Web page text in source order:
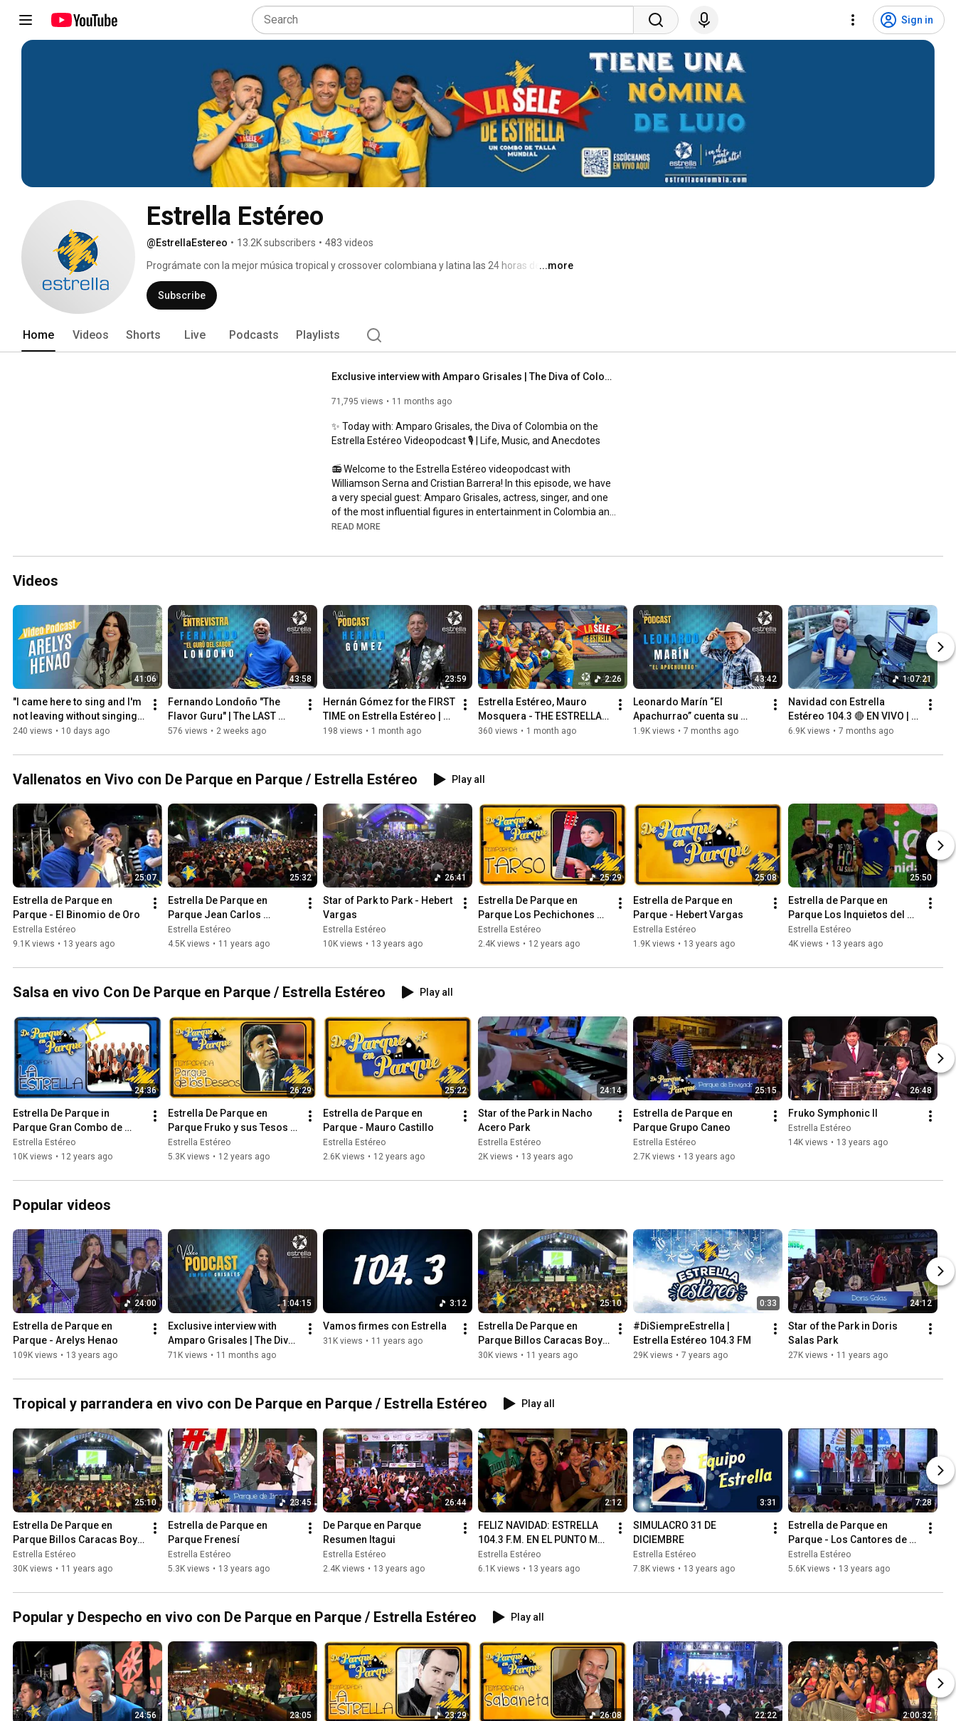
Sign in
Estrella Estéreo
@EstrellaEstereo • 13.2K subscribers • 483 videos
Prográmate con la mejor música tropical y crossover colombiana y latina las 24 horas del día
por tu dial favorito Estrella 104.3 f.m. o descarga nuestra app en app store y play store y pide
tus canciones favoritas desde cualquier lugar del mundo.
...more
Subscribe
Home Videos Shorts Live Podcasts Playlists
Exclusive interview with Amparo Grisales | The Diva of Colombia on Estrella Estéreo
71,795 views 11 months ago
✨ Today with: Amparo Grisales, the Diva of Colombia on the
Estrella Estéreo Videopodcast 🎙️ | Life, Music, and Anecdotes
📻 Welcome to the Estrella Estéreo videopodcast with
Williamson Serna and Cristian Barrera! In this episode, we have
a very special guest: Amparo Grisales, actress, singer, and one
of the most influential figures in entertainment in Colombia and
Latin America. 🌟
🔥 Known for her unforgettable roles in television and film, her
have made her the true Diva of Colombia.
🌟 Topics covered in this episode:
✅ Amparo Grisales' artistic career
✅ Her career as a singer and music lover
✅ Anecdotes from "Yo Me Llamo" and her perspective on
current television
✅ The Diva's life: glamour, discipline, and authenticity
🎧 Press play, subscribe, and turn on notifications 🔔 so you
don't miss this exclusive interview with the woman who
Estéreo 104.3 FM in Medellín, Colombia.
👉 Listen here: https://estrellacolombia.com/
#AmparoGrisales#DivaOfColombia
#YoMeLlamo
#ColombianTelenovelas#ColombianActress
#LatinPodcast
#EstrellaEstéreo#ShowbizHistory
READ MORE
Videos
41:06
"I came here to sing and I'm
not leaving without singing"
- Arelys Henao | VIDEO
240 views • 10 days ago
43:58
Fernando Londoño "The
Flavor Guru" | The LAST
INTERVIEW on Estrella
576 views • 2 weeks ago
23:59
Hernán Gómez for the FIRST
TIME on Estrella Estéreo |
VIDEO PODCAST🎙️
198 views • 1 month ago
2:26
Estrella Estéreo, Mauro
Mosquera - THE ESTRELLA
SQUAD (Official Video)
360 views • 1 month ago
43:42
Leonardo Marín “El
Apachurrao” cuenta su
historia de vida y su música
1.9K views • 7 months ago
1:07:21
Navidad con Estrella
Estéreo 104.3 🔴 EN VIVO |
Diciembre en Medellín
6.9K views • 7 months ago
Vallenatos en Vivo con De Parque en Parque / Estrella Estéreo Play all
25:07
Estrella de Parque en
Parque - El Binomio de Oro
Estrella Estéreo
9.1K views • 13 years ago
25:32
Estrella De Parque en
Parque Jean Carlos
Centeno #1  La Estrella
Estrella Estéreo
4.5K views • 11 years ago
26:41
Star of Park to Park - Hebert
Vargas
Estrella Estéreo
10K views • 13 years ago
25:29
Estrella De Parque en
Parque Los Pechichones
Municipio de Tarso
Estrella Estéreo
2.4K views • 12 years ago
25:08
Estrella de Parque en
Parque - Hebert Vargas
Estrella Estéreo
1.9K views • 13 years ago
25:50
Estrella de Parque en
Parque Los Inquietos del
Vallenato
Estrella Estéreo
4K views • 13 years ago
Salsa en vivo Con De Parque en Parque / Estrella Estéreo Play all
24:36
Estrella De Parque in
Parque Gran Combo de
Puerto Rico 2 Municipio de
La Estrella
Estrella Estéreo
10K views • 12 years ago
26:29
Estrella De Parque en
Parque Fruko y sus Tesos
Parque de Los Deseos
Estrella Estéreo
5.3K views • 12 years ago
25:22
Estrella de Parque en
Parque - Mauro Castillo
Estrella Estéreo
2.6K views • 12 years ago
24:14
Star of the Park in Nacho
Acero Park
Estrella Estéreo
2K views • 13 years ago
25:15
Estrella de Parque en
Parque Grupo Caneo
Estrella Estéreo
2.7K views • 13 years ago
26:48
Fruko Symphonic II
Estrella Estéreo
14K views • 13 years ago
Popular videos
24:00
Estrella de Parque en
Parque - Arelys Henao
109K views • 13 years ago
1:04:15
Exclusive interview with
Amparo Grisales | The Diva
of Colombia on Estrella
71K views • 11 months ago
3:12
Vamos firmes con Estrella
31K views • 11 years ago
25:10
Estrella De Parque en
Parque Billos Caracas Boys
#1
30K views • 11 years ago
0:33
#DiSiempreEstrella |
Estrella Estéreo 104.3 FM
29K views • 7 years ago
24:12
Star of the Park in Doris
Salas Park
27K views • 11 years ago
Tropical y parrandera en vivo con De Parque en Parque / Estrella Estéreo Play all
25:10
Estrella De Parque en
Parque Billos Caracas Boys
#1
Estrella Estéreo
30K views • 11 years ago
23:45
Estrella de Parque en
Parque Frenesí
Estrella Estéreo
5.3K views • 13 years ago
26:44
De Parque en Parque
Resumen Itagui
Estrella Estéreo
2.4K views • 13 years ago
2:12
FELIZ NAVIDAD: ESTRELLA
104.3 F.M. EN EL PUNTO MÁS
ALTO
Estrella Estéreo
6.1K views • 13 years ago
3:31
SIMULACRO 31 DE
DICIEMBRE
Estrella Estéreo
7.8K views • 13 years ago
7:28
Estrella de Parque en
Parque - Los Cantores de
Chipuco
Estrella Estéreo
5.6K views • 13 years ago
Popular y Despecho en vivo con De Parque en Parque / Estrella Estéreo Play all
24:56 23:05 23:29 26:08 22:22 2:00:32